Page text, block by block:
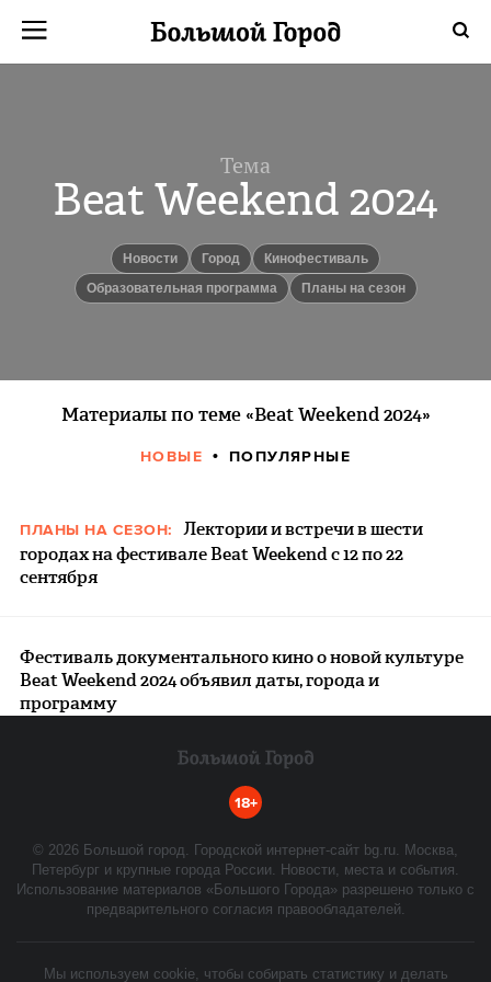
Тема
Beat Weekend 2024
новости город
кинофестиваль
Образовательная программа
Планы на сезон
Материалы по теме «Beat Weekend 2024»
НОВЫЕ ПОПУЛЯРНЫЕ
ПЛАНЫ НА СЕЗОН:
Лектории и встречи в шести
городах на фестивале Beat Weekend с 12 по 22
сентября
Фестиваль документального кино о новой культуре
Beat Weekend 2024 объявил даты, города и
программу
18+
© 2026 Большой город. Городской интернет-сайт bg.ru. Москва,
Петербург и крупные города России. Новости, места и события.
Использование материалов «Большого Города» разрешено только с
предварительного согласия правообладателей.
Мы используем cookie, чтобы собирать статистику и делать